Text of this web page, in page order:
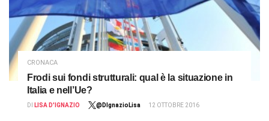
CRONACA
Frodi sui fondi strutturali: qual è la situazione in
Italia e nell’Ue?
DI LISA D'IGNAZIO @DIgnazioLisa 12 OTTOBRE 2016